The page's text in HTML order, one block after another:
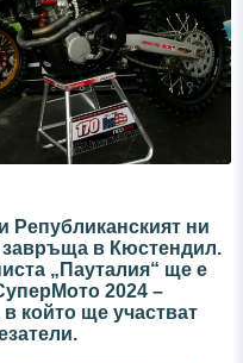
Републиканският ни
в Кюстендил.
„Пауталия“ ще е
2024 –
който ще участват